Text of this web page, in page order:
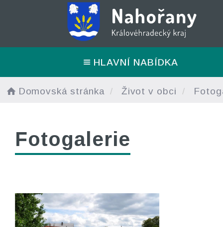
HLAVNÍ NABÍDKA
Domovská stránka Život v obci
Fotogalerie